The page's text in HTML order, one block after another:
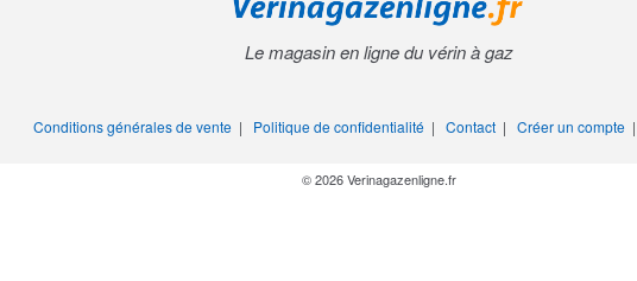
Le magasin en ligne du vérin à gaz
Conditions générales de vente| Politique de confidentialité| Contact| Créer un compte|
© 2026 Verinagazenligne.fr